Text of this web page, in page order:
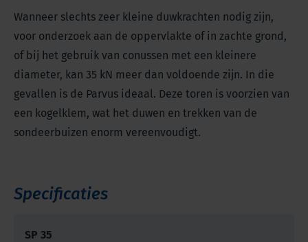
Wanneer slechts zeer kleine duwkrachten nodig zijn,
voor onderzoek aan de oppervlakte of in zachte grond,
of bij het gebruik van conussen met een kleinere
diameter, kan 35 kN meer dan voldoende zijn. In die
gevallen is de Parvus ideaal. Deze toren is voorzien van
een kogelklem, wat het duwen en trekken van de
sondeerbuizen enorm vereenvoudigt.
Specificaties
SP 35